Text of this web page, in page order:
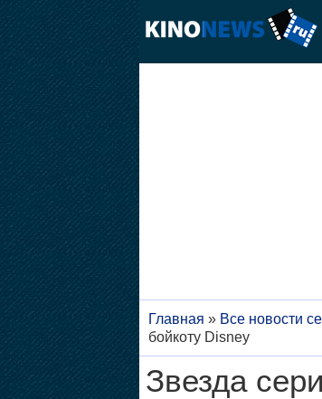
Главная » Все новости
бойкоту Disney
Звезда